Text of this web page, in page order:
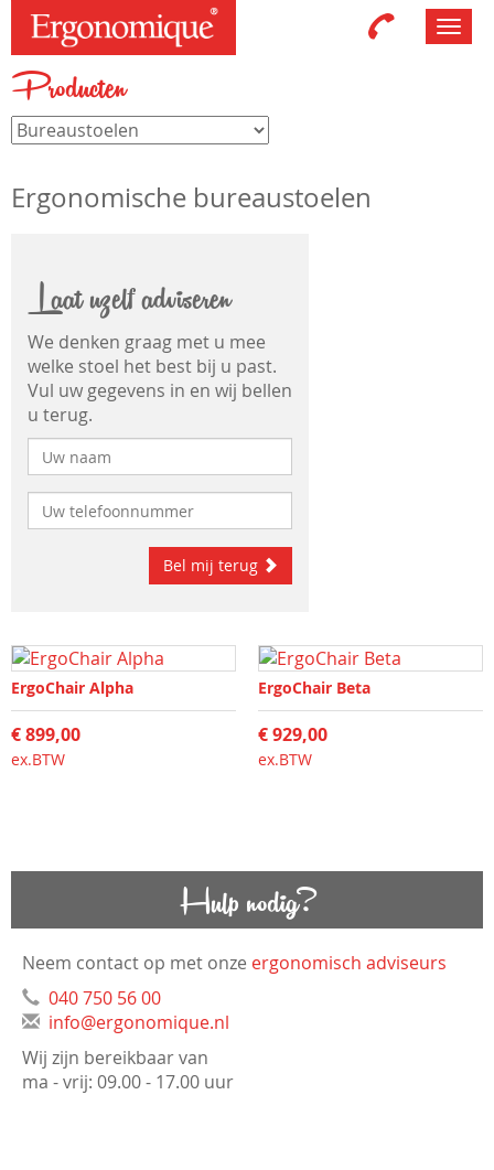
Producten
Ergonomische bureaustoelen
Laat uzelf adviseren
We denken graag met u mee
welke stoel het best bij u past.
Vul uw gegevens in en wij bellen
u terug.
Bel mij terug
ErgoChair Alpha
€ 899,00
ex.BTW
ErgoChair Beta
€ 929,00
ex.BTW
Hulp nodig?
Neem contact op met onze ergonomisch adviseurs
040 750 56 00
info@ergonomique.nl
Wij zijn bereikbaar van
ma - vrij: 09.00 - 17.00 uur